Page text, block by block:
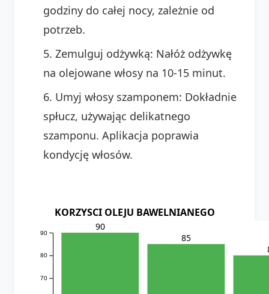
godziny do całej nocy, zależnie od
potrzeb.
Zemulguj odżywką: Nałóż odżywkę
na olejowane włosy na 10-15 minut.
Umyj włosy szamponem: Dokładnie
spłucz, używając delikatnego
szamponu. Aplikacja poprawia
kondycję włosów.
KORZYSCI OLEJU BAWELNIANEGO
70
80
90
90
85